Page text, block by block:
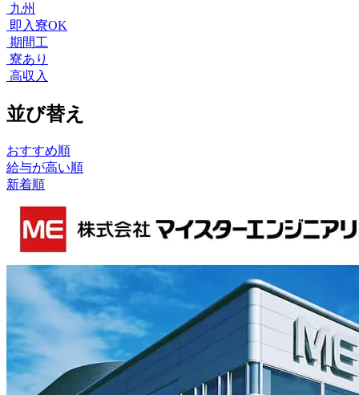
九州
即入寮OK
期間工
寮あり
高収入
並び替え
おすすめ順
給与が高い順
新着順